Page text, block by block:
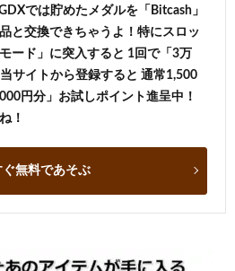
では貯めたメダルを「Bitcash」
と交換できちゃうよ！特にスロッ
ード」に突入すると 1回で「3万
サイトから登録すると 通常1,500
円分」お試しポイント進呈中！
！
ぐ無料であそぶ